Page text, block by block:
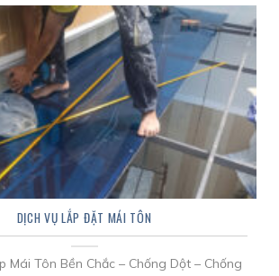
DỊCH VỤ LẮP ĐẶT MÁI TÔN
Mái Tôn Bền Chắc – Chống Dột – Chống